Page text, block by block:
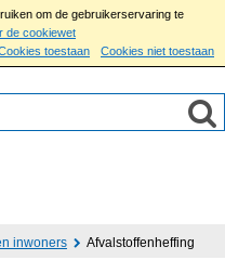
om de gebruikerservaring te
de cookiewet
toestaan
Cookies niet toestaan
inwoners Afvalstoffenheffing